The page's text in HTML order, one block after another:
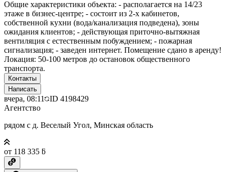
Общие характеристики объекта: - располагается на 14/23
этаже в бизнес-центре; - состоит из 2-х кабинетов,
собственной кухни (вода/канализация подведена), зоны
ожидания клиентов; - действующая приточно-вытяжная
вентиляция с естественным побуждением; - пожарная
сигнализация; - заведен интернет. Помещение сдано в аренду!
Локация: 50-100 метров до остановок общественного
транспорта.
Контакты
Написать
вчера, 08:11 ID 4198429
Агентство
рядом с д. Веселый Угол, Минская область
от 118 335 ƃ